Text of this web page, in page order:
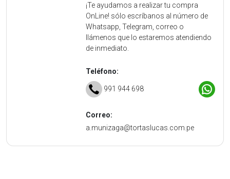
¡Te ayudamos a realizar tu compra
OnLine! sólo escríbanos al número de
Whatsapp, Telegram, correo o
llámenos que lo estaremos atendiendo
de inmediato.
Teléfono:
991 944 698
Correo:
a.munizaga@tortaslucas.com.pe